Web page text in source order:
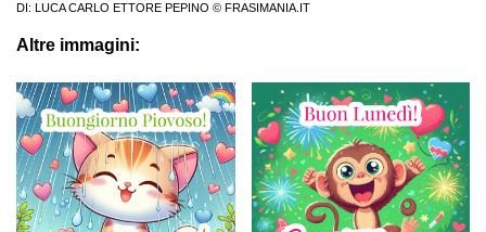
DI:
LUCA CARLO ETTORE PEPINO © FRASIMANIA.IT
Altre immagini: